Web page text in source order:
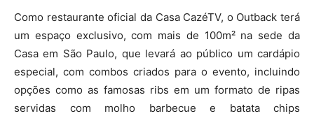
Como restaurante oficial da Casa CazéTV, o Outback terá
um espaço exclusivo, com mais de 100m² na sede da
Casa em São Paulo, que levará ao público um cardápio
especial, com combos criados para o evento, incluindo
opções como as famosas ribs em um formato de ripas
servidas com molho barbecue e batata chips